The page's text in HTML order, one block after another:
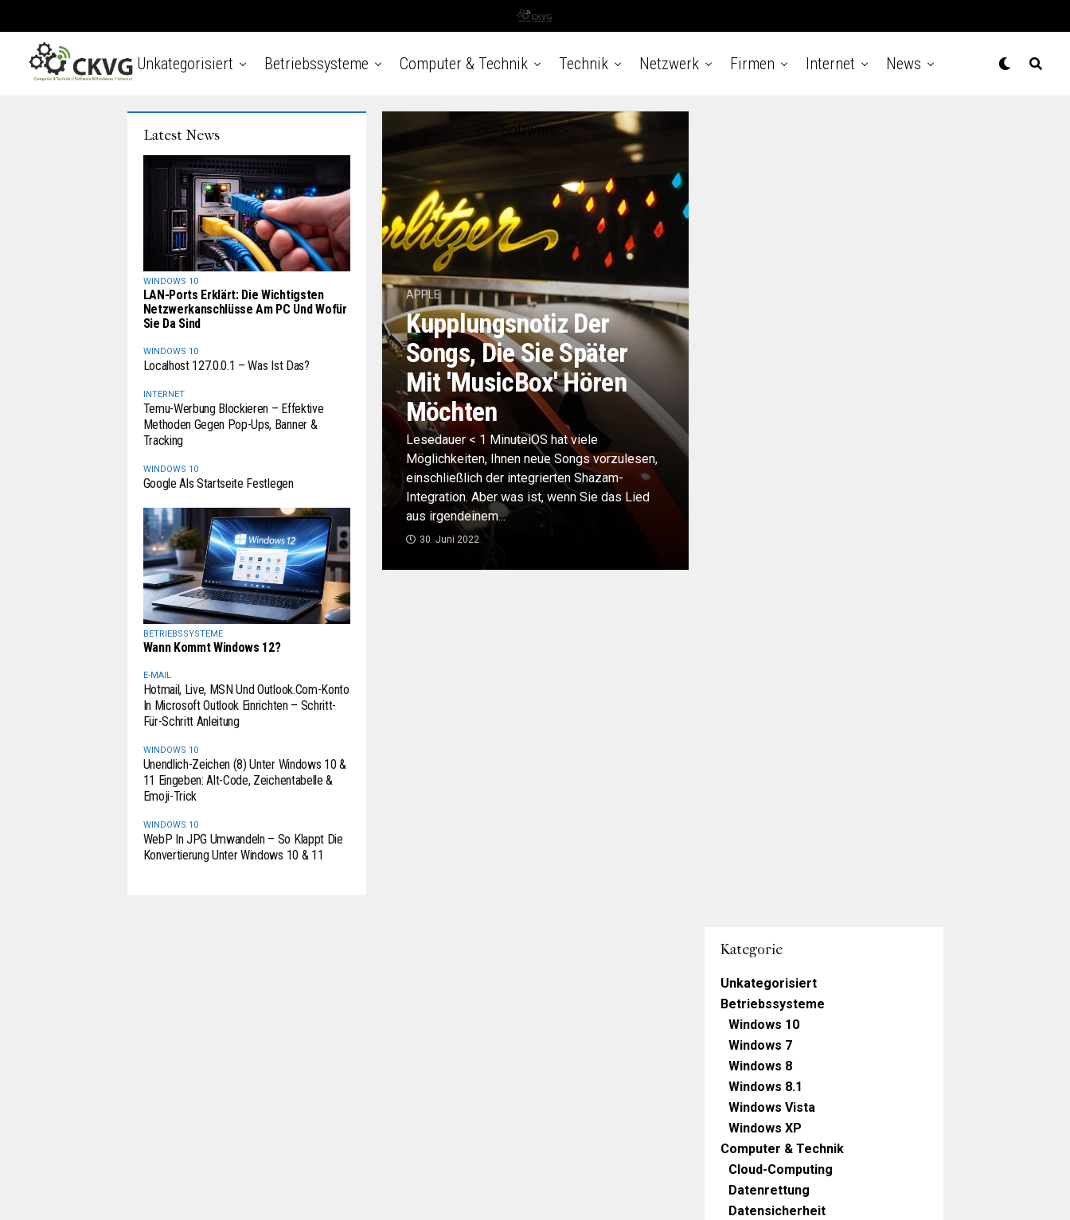
Unkategorisiert Betriebssysteme Computer & Technik Technik Netzwerk Firmen Internet News
Software
APPLE
Kupplungsnotiz Der
Songs, Die Sie Später
Mit 'MusicBox' Hören
Möchten
Lesedauer < 1 MinuteiOS hat viele
Möglichkeiten, Ihnen neue Songs vorzulesen,
einschließlich der integrierten Shazam-
Integration. Aber was ist, wenn Sie das Lied
aus irgendeinem...
30. Juni 2022
Latest News
WINDOWS 10
LAN-Ports Erklärt: Die Wichtigsten
Netzwerkanschlüsse Am PC Und Wofür
Sie Da Sind
WINDOWS 10
Localhost 127.0.0.1 – Was Ist Das?
INTERNET
Temu-Werbung Blockieren – Effektive
Methoden Gegen Pop-Ups, Banner &
Tracking
WINDOWS 10
Google Als Startseite Festlegen
BETRIEBSSYSTEME
Wann Kommt Windows 12?
E-MAIL
Hotmail, Live, MSN Und Outlook.com-Konto
In Microsoft Outlook Einrichten – Schritt-
Für-Schritt Anleitung
WINDOWS 10
Unendlich-Zeichen (8) Unter Windows 10 &
11 Eingeben: Alt-Code, Zeichentabelle &
Emoji-Trick
WINDOWS 10
WebP In JPG Umwandeln – So Klappt Die
Konvertierung Unter Windows 10 & 11
Kategorie
Unkategorisiert
Betriebssysteme
Windows 10
Windows 7
Windows 8
Windows 8.1
Windows Vista
Windows XP
Computer & Technik
Cloud-Computing
Datenrettung
Datensicherheit